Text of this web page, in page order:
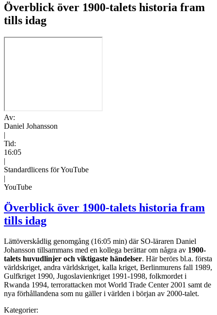
Överblick över 1900-talets historia fram
tills idag
Av:
Daniel Johansson
|
Tid:
16:05
|
Standardlicens för YouTube
|
YouTube
Överblick över 1900-talets historia fram
tills idag
Lättöverskådlig genomgång (16:05 min) där SO-läraren Daniel
Johansson tillsammans med en kollega berättar om några av 1900-
talets huvudlinjer och viktigaste händelser. Här berörs bl.a. första
världskriget, andra världskriget, kalla kriget, Berlinmurens fall 1989,
Gulfkriget 1990, Jugoslavienkriget 1991-1998, folkmordet i
Rwanda 1994, terrorattacken mot World Trade Center 2001 samt de
nya förhållandena som nu gäller i världen i början av 2000-talet.
Kategorier: